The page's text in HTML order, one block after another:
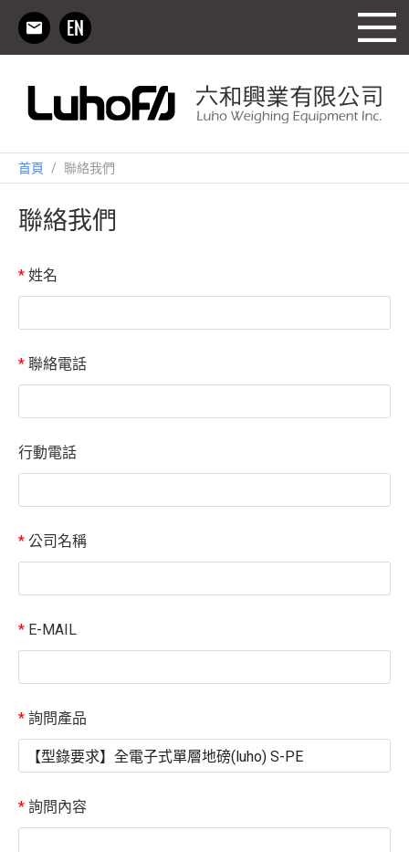
首頁 / 聯絡我們
聯絡我們
* 姓名
* 聯絡電話
行動電話
* 公司名稱
* E-MAIL
* 詢問產品
* 詢問內容